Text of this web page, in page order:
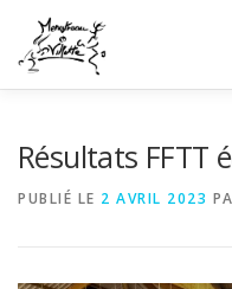
contenu
Résultats FFTT
PUBLIÉ LE 2 AVRIL 2023